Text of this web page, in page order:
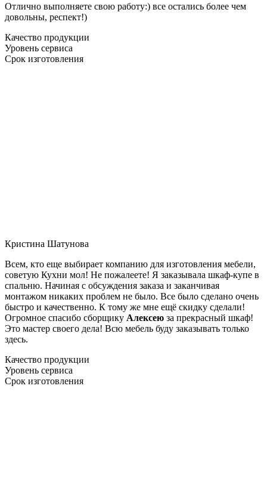
Отлично выполняете свою работу:) все остались более чем
довольны, респект!)
Качество продукции
Уровень сервиса
Срок изготовления
Кристина Шатунова
Всем, кто еще выбирает компанию для изготовления мебели,
советую Кухни мол! Не пожалеете! Я заказывала шкаф-купе в
спальню. Начиная с обсуждения заказа и заканчивая
монтажом никаких проблем не было. Все было сделано очень
быстро и качественно. К тому же мне ещё скидку сделали!
Огромное спасибо сборщику Алексею за прекрасный шкаф!
Это мастер своего дела! Всю мебель буду заказывать только
здесь.
Качество продукции
Уровень сервиса
Срок изготовления